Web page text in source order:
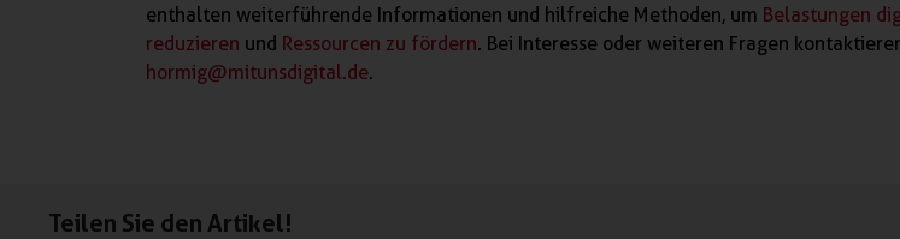
enthalten weiterführende Informationen und hilfreiche Methoden, um Belastungen
reduzieren und Ressourcen zu fördern. Bei Interesse oder weiteren Fragen
hormig@mitunsdigital.de.
Teilen Sie den Artikel!